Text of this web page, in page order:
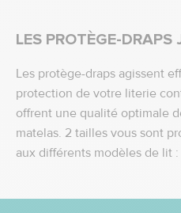
LES PROTÈGE-DRAPS
Les protège-draps agissent
protection de votre literie
offrent une qualité optimale
matelas. 2 tailles vous sont
aux différents modèles de lit :